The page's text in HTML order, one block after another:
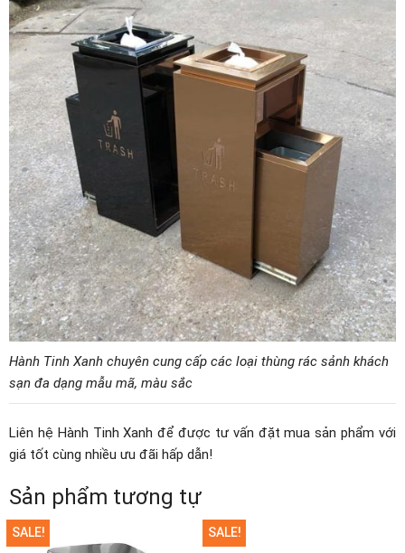
Hành Tinh Xanh chuyên cung cấp các loại thùng rác sảnh khách
sạn đa dạng mẫu mã, màu sắc
Liên hệ Hành Tinh Xanh để được tư vấn đặt mua sản phẩm với
giá tốt cùng nhiều ưu đãi hấp dẫn!
Sản phẩm tương tự
SALE! SALE!